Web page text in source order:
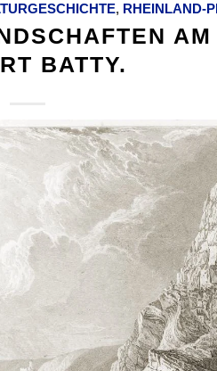
, RHEINLAND-
AM
BATTY.